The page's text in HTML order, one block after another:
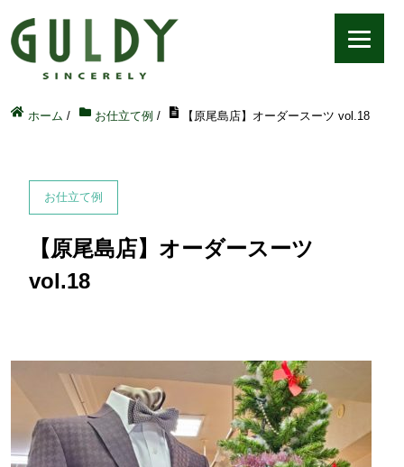
ホーム / お仕立て例 / 【原尾島店】オーダースーツ vol.18
お仕立て例
【原尾島店】オーダースーツ
vol.18